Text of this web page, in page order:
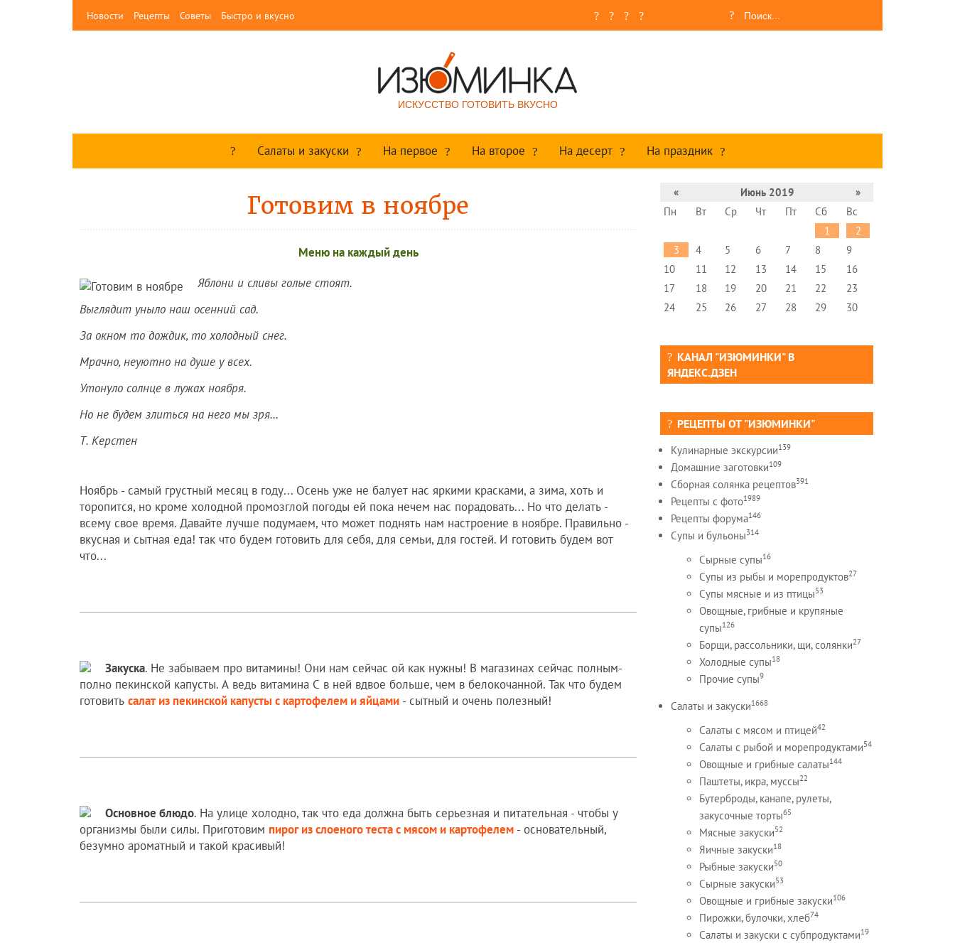
Новости Рецепты Советы Быстро и вкусно
ИСКУССТВО ГОТОВИТЬ ВКУСНО
Салаты и закуски На первое На второе На десерт На праздник
Готовим в ноябре
Меню на каждый день
Яблони и сливы голые стоят.
Выглядит уныло наш осенний сад.
За окном то дождик, то холодный снег.
Мрачно, неуютно на душе у всех.
Утонуло солнце в лужах ноября.
Но не будем злиться на него мы зря...
Т. Керстен
Ноябрь - самый грустный месяц в году... Осень уже не балует нас яркими красками, а зима, хоть и
торопится, но кроме холодной промозглой погоды ей пока нечем нас порадовать... Но что делать -
всему свое время. Давайте лучше подумаем, что может поднять нам настроение в ноябре. Правильно -
вкусная и сытная еда! так что будем готовить для себя, для семьи, для гостей. И готовить будем вот
что...
Закуска. Не забываем про витамины! Они нам сейчас ой как нужны! В магазинах сейчас полным-
полно пекинской капусты. А ведь витамина С в ней вдвое больше, чем в белокочанной. Так что будем
готовить салат из пекинской капусты с картофелем и яйцами - сытный и очень полезный!
Основное блюдо. На улице холодно, так что еда должна быть серьезная и питательная - чтобы у
организмы были силы. Приготовим пирог из слоеного теста с мясом и картофелем - основательный,
безумно ароматный и такой красивый!
« Июнь 2019
»
Пн
Вт Ср Чт Пт Сб
Вс
1
2
3
4 5 6 7 8
9
10
11 12 13 14 15
16
17
18 19 20 21 22
23
24
25 26 27 28 29 30
КАНАЛ "ИЗЮМИНКИ" В
ЯНДЕКС.ДЗЕН
РЕЦЕПТЫ ОТ "ИЗЮМИНКИ"
Кулинарные экскурсии139
Домашние заготовки109
Сборная солянка рецептов391
Рецепты c фото1989
Рецепты форума146
Супы и бульоны314
Сырные супы16
Супы из рыбы и морепродуктов27
Супы мясные и из птицы53
Овощные, грибные и крупяные
супы126
Борщи, рассольники, щи, солянки27
Холодные супы18
Прочие супы9
Салаты и закуски1668
Салаты с мясом и птицей42
Салаты с рыбой и морепродуктами54
Овощные и грибные салаты144
Паштеты, икра, муссы22
Бутерброды, канапе, рулеты,
закусочные торты65
Мясные закуски52
Яичные закуски18
Рыбные закуски50
Сырные закуски53
Овощные и грибные закуски106
Пирожки, булочки, хлеб74
Салаты и закуски с субпродуктами19